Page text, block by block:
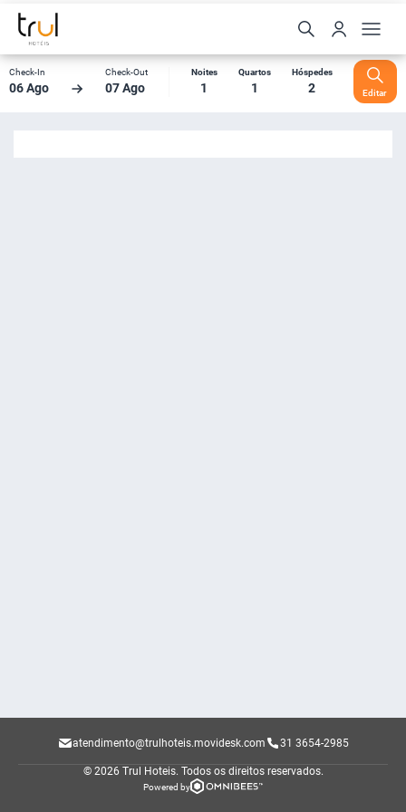
Check-In
06 Ago
Check-Out
07 Ago
Noites
1
Quartos
1
Hóspedes
2 Editar
atendimento@trulhoteis.movidesk.com 31 3654-2985
© 2026 Trul Hoteis. Todos os direitos reservados.
Powered by